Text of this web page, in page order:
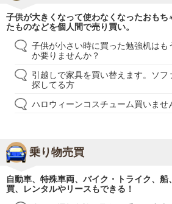
子供が大きくなって使わなくなったおもち
たものなどを個人間で売り買い。
子供が小さい時に買った勉強机はも
か要りませんか？
引越しで家具を買い替えます。ソフ
探してる方
ハロウィーンコスチューム買いませ
乗り物売買
自動車、特殊車両、バイク・トライク、
買、レンタルやリースもできる！